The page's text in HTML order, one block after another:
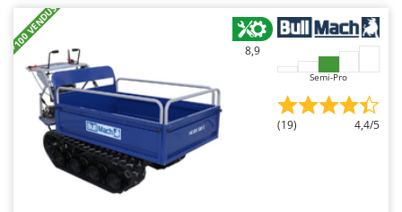
+100 VENDUS 8,9
Semi-Pro
(19) 4,4/5